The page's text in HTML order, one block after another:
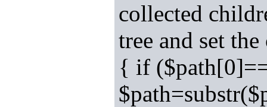
collected
tree and set
{ if